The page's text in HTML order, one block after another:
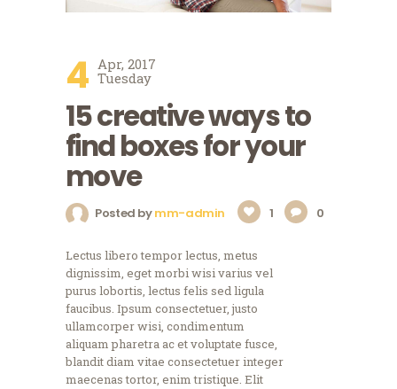
4 Apr, 2017
Tuesday
15 creative ways to
find boxes for your
move
Posted bymm-admin 1 0
Lectus libero tempor lectus, metus
dignissim, eget morbi wisi varius vel
purus lobortis, lectus felis sed ligula
faucibus. Ipsum consectetuer, justo
ullamcorper wisi, condimentum
aliquam pharetra ac et voluptate fusce,
blandit diam vitae consectetuer integer
maecenas tortor, enim tristique. Elit